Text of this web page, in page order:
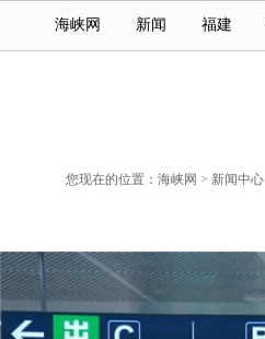
海峡网 新闻 福建
您现在的位置： 海峡网 > 新闻中心